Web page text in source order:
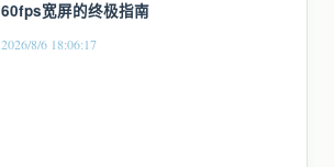
60fps宽屏的终极指南
2026/8/6 18:06:17